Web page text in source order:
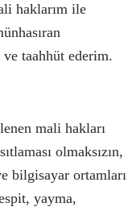
haklarım ile
taahhüt ederim.
mali hakları
olmaksızın,
bilgisayar ortamları
yayma,